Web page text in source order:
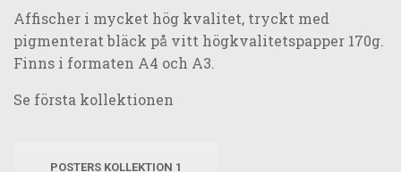
Affischer i mycket hög kvalitet, tryckt med
pigmenterat bläck på vitt högkvalitetspapper 170g.
Finns i formaten A4 och A3.
Se första kollektionen
POSTERS KOLLEKTION 1